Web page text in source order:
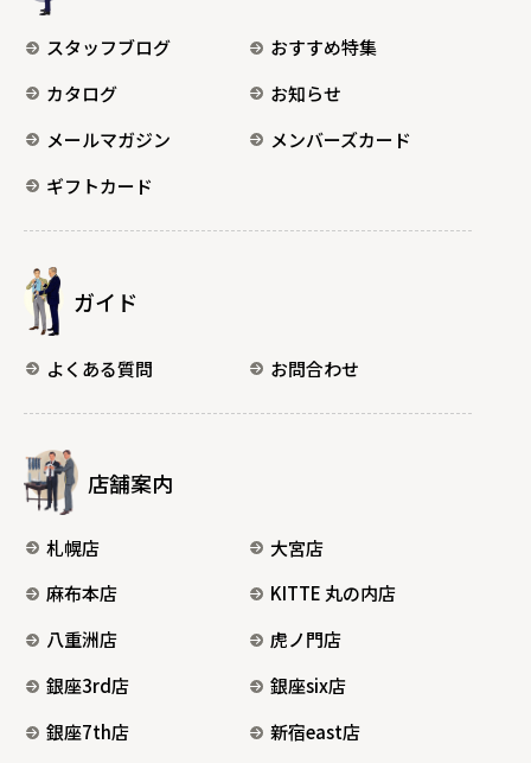
スタッフブログ
おすすめ特集
カタログ
お知らせ
メールマガジン
メンバーズカード
ギフトカード
ガイド
よくある質問 お問合わせ
店舗案内
札幌店
大宮店
麻布本店
KITTE 丸の内店
八重洲店
虎ノ門店
銀座3rd店
銀座six店
銀座7th店
新宿east店